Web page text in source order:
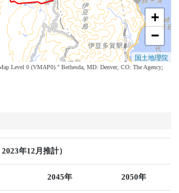
+
−
国土地理院
Level 0 (VMAP0)." Bethesda, MD: Denver, CO: The Agency;
年12月推計）
2045年 2050年